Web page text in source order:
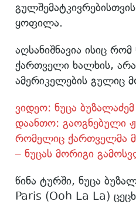
ყოფილა.
აღსანიშნავია ისიც
ქართველი ხალხის,
ამერიკელების გულიც
ვიდეო: ნუცა
დაანთო: გაოგნებული
რომელიც ქართველმა
– ნუცას მორიგი
წინა ტურში, ნუცა
Paris (Ooh La La)